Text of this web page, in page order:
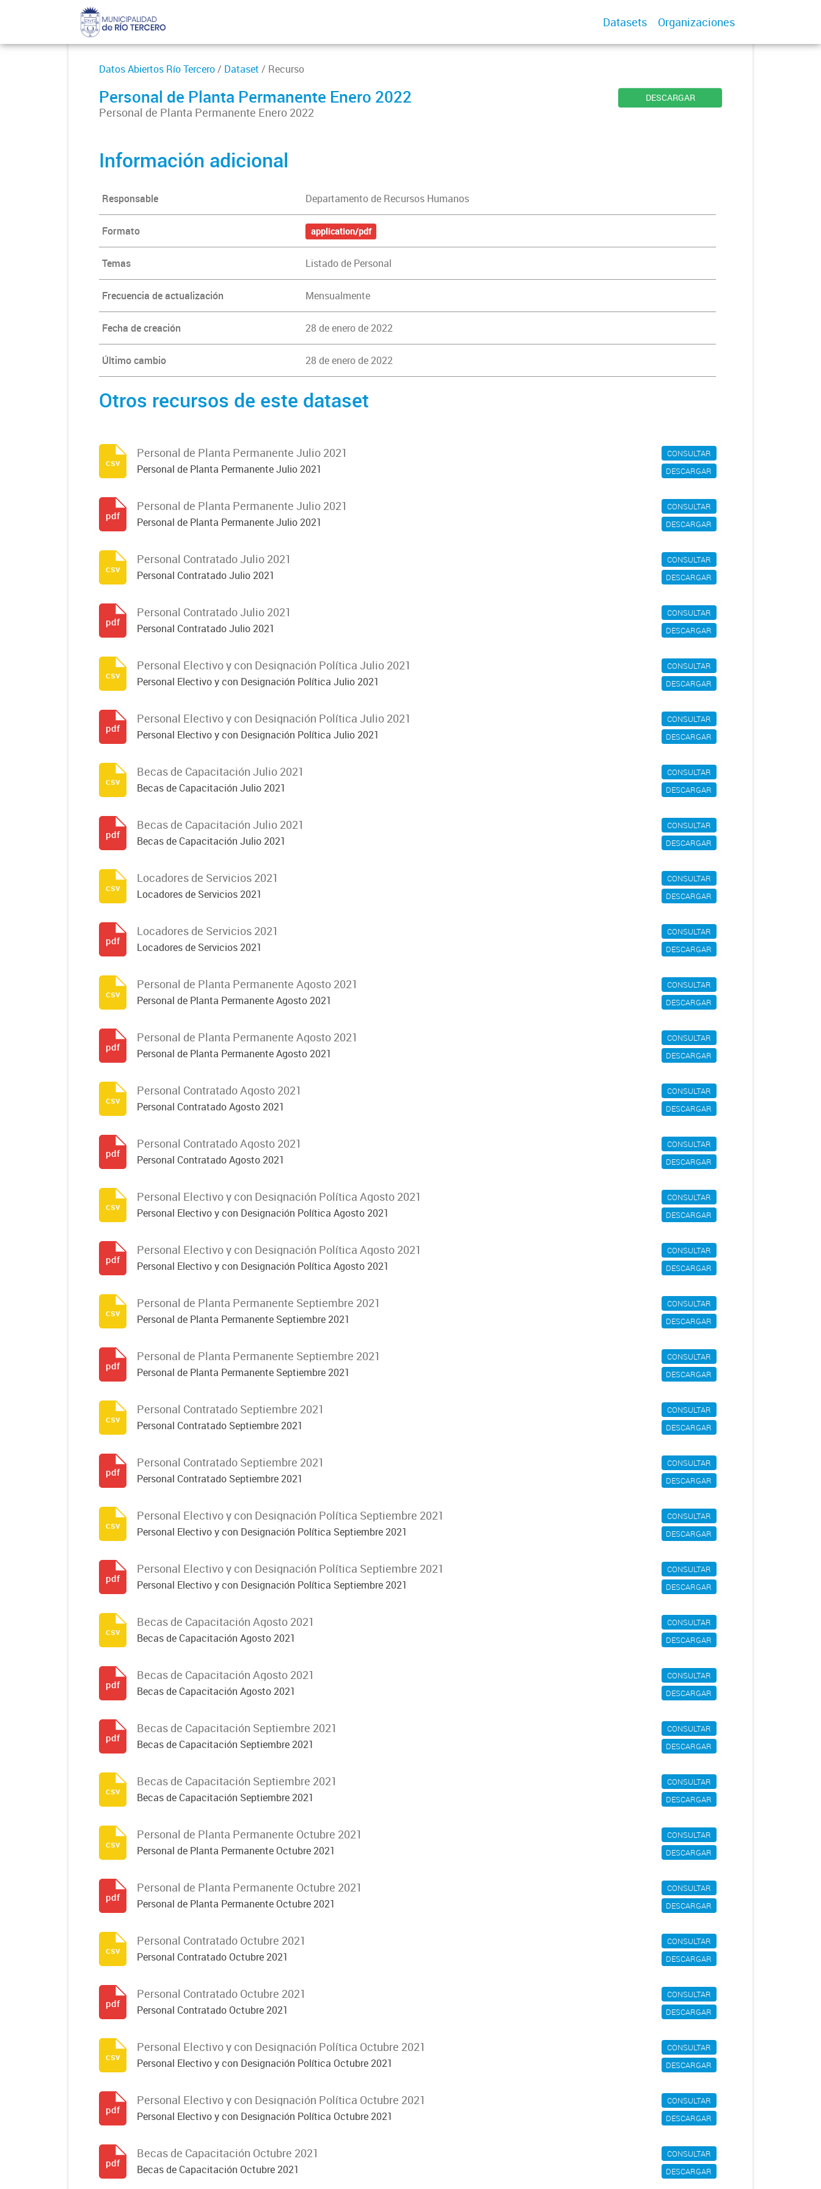
Datasets Organizaciones
Datos Abiertos Río Tercero/ Dataset / Recurso
Personal de Planta Permanente Enero 2022
Personal de Planta Permanente Enero 2022
DESCARGAR
Información adicional
Responsable Departamento de Recursos Humanos
Formato application/pdf
Temas Listado de Personal
Frecuencia de actualización Mensualmente
Fecha de creación 28 de enero de 2022
Último cambio 28 de enero de 2022
Otros recursos de este dataset
CONSULTAR
DESCARGAR
Personal de Planta Permanente Julio 2021
Personal de Planta Permanente Julio 2021
csv
CONSULTAR
DESCARGAR
Personal de Planta Permanente Julio 2021
Personal de Planta Permanente Julio 2021
pdf
CONSULTAR
DESCARGAR
Personal Contratado Julio 2021
Personal Contratado Julio 2021
csv
CONSULTAR
DESCARGAR
Personal Contratado Julio 2021
Personal Contratado Julio 2021
pdf
CONSULTAR
DESCARGAR
Personal Electivo y con Designación Política Julio 2021
Personal Electivo y con Designación Política Julio 2021
csv
CONSULTAR
DESCARGAR
Personal Electivo y con Designación Política Julio 2021
Personal Electivo y con Designación Política Julio 2021
pdf
CONSULTAR
DESCARGAR
Becas de Capacitación Julio 2021
Becas de Capacitación Julio 2021
csv
CONSULTAR
DESCARGAR
Becas de Capacitación Julio 2021
Becas de Capacitación Julio 2021
pdf
CONSULTAR
DESCARGAR
Locadores de Servicios 2021
Locadores de Servicios 2021
csv
CONSULTAR
DESCARGAR
Locadores de Servicios 2021
Locadores de Servicios 2021
pdf
CONSULTAR
DESCARGAR
Personal de Planta Permanente Agosto 2021
Personal de Planta Permanente Agosto 2021
csv
CONSULTAR
DESCARGAR
Personal de Planta Permanente Agosto 2021
Personal de Planta Permanente Agosto 2021
pdf
CONSULTAR
DESCARGAR
Personal Contratado Agosto 2021
Personal Contratado Agosto 2021
csv
CONSULTAR
DESCARGAR
Personal Contratado Agosto 2021
Personal Contratado Agosto 2021
pdf
CONSULTAR
DESCARGAR
Personal Electivo y con Designación Política Agosto 2021
Personal Electivo y con Designación Política Agosto 2021
csv
CONSULTAR
DESCARGAR
Personal Electivo y con Designación Política Agosto 2021
Personal Electivo y con Designación Política Agosto 2021
pdf
CONSULTAR
DESCARGAR
Personal de Planta Permanente Septiembre 2021
Personal de Planta Permanente Septiembre 2021
csv
CONSULTAR
DESCARGAR
Personal de Planta Permanente Septiembre 2021
Personal de Planta Permanente Septiembre 2021
pdf
CONSULTAR
DESCARGAR
Personal Contratado Septiembre 2021
Personal Contratado Septiembre 2021
csv
CONSULTAR
DESCARGAR
Personal Contratado Septiembre 2021
Personal Contratado Septiembre 2021
pdf
CONSULTAR
DESCARGAR
Personal Electivo y con Designación Política Septiembre 2021
Personal Electivo y con Designación Política Septiembre 2021
csv
CONSULTAR
DESCARGAR
Personal Electivo y con Designación Política Septiembre 2021
Personal Electivo y con Designación Política Septiembre 2021
pdf
CONSULTAR
DESCARGAR
Becas de Capacitación Agosto 2021
Becas de Capacitación Agosto 2021
csv
CONSULTAR
DESCARGAR
Becas de Capacitación Agosto 2021
Becas de Capacitación Agosto 2021
pdf
CONSULTAR
DESCARGAR
Becas de Capacitación Septiembre 2021
Becas de Capacitación Septiembre 2021
pdf
CONSULTAR
DESCARGAR
Becas de Capacitación Septiembre 2021
Becas de Capacitación Septiembre 2021
csv
CONSULTAR
DESCARGAR
Personal de Planta Permanente Octubre 2021
Personal de Planta Permanente Octubre 2021
csv
CONSULTAR
DESCARGAR
Personal de Planta Permanente Octubre 2021
Personal de Planta Permanente Octubre 2021
pdf
CONSULTAR
DESCARGAR
Personal Contratado Octubre 2021
Personal Contratado Octubre 2021
csv
CONSULTAR
DESCARGAR
Personal Contratado Octubre 2021
Personal Contratado Octubre 2021
pdf
CONSULTAR
DESCARGAR
Personal Electivo y con Designación Política Octubre 2021
Personal Electivo y con Designación Política Octubre 2021
csv
CONSULTAR
DESCARGAR
Personal Electivo y con Designación Política Octubre 2021
Personal Electivo y con Designación Política Octubre 2021
pdf
CONSULTAR
DESCARGAR
Becas de Capacitación Octubre 2021
Becas de Capacitación Octubre 2021
pdf